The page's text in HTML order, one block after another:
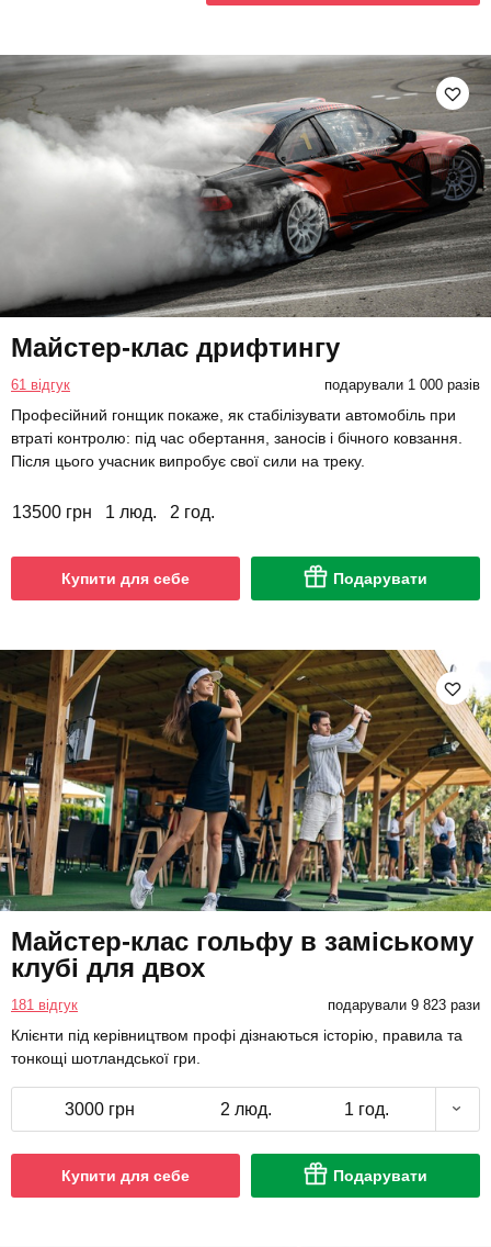
Майстер-клас дрифтингу
61 відгук подарували 1 000 разів
Професійний гонщик покаже, як стабілізувати автомобіль при
втраті контролю: під час обертання, заносів і бічного ковзання.
Після цього учасник випробує свої сили на треку.
13500 грн 1 люд. 2 год.
Купити для себе Подарувати
Майстер-клас гольфу в заміському
клубі для двох
181 відгук подарували 9 823 рази
Клієнти під керівництвом профі дізнаються історію, правила та
тонкощі шотландської гри.
3000 грн 2 люд. 1 год.
Купити для себе Подарувати